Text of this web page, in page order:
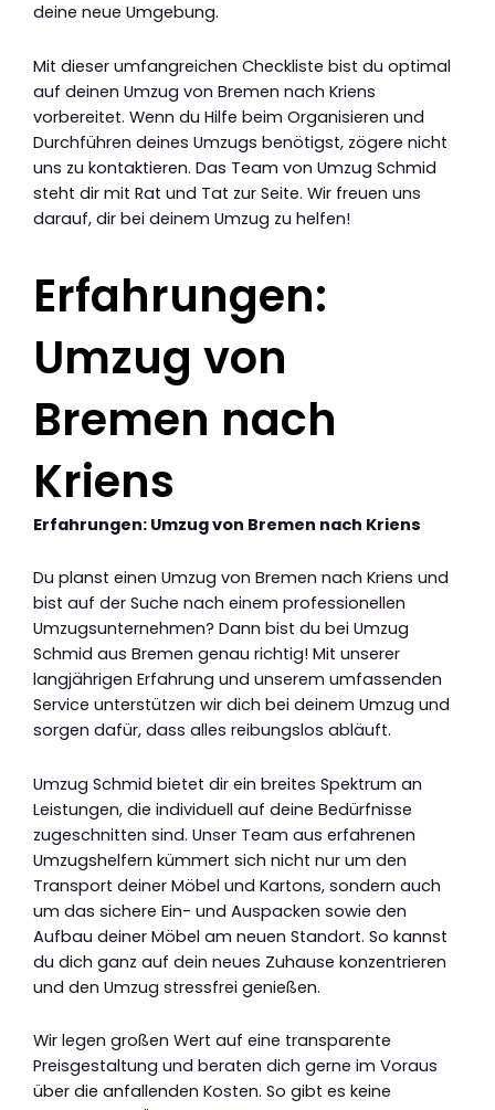
deine neue Umgebung.
Mit dieser umfangreichen Checkliste bist du optimal
auf deinen Umzug von Bremen nach Kriens
vorbereitet. Wenn du Hilfe beim Organisieren und
Durchführen deines Umzugs benötigst, zögere nicht
uns zu kontaktieren. Das Team von Umzug Schmid
steht dir mit Rat und Tat zur Seite. Wir freuen uns
darauf, dir bei deinem Umzug zu helfen!
Erfahrungen:
Umzug von
Bremen nach
Kriens
Erfahrungen: Umzug von Bremen nach Kriens
Du planst einen Umzug von Bremen nach Kriens und
bist auf der Suche nach einem professionellen
Umzugsunternehmen? Dann bist du bei Umzug
Schmid aus Bremen genau richtig! Mit unserer
langjährigen Erfahrung und unserem umfassenden
Service unterstützen wir dich bei deinem Umzug und
sorgen dafür, dass alles reibungslos abläuft.
Umzug Schmid bietet dir ein breites Spektrum an
Leistungen, die individuell auf deine Bedürfnisse
zugeschnitten sind. Unser Team aus erfahrenen
Umzugshelfern kümmert sich nicht nur um den
Transport deiner Möbel und Kartons, sondern auch
um das sichere Ein- und Auspacken sowie den
Aufbau deiner Möbel am neuen Standort. So kannst
du dich ganz auf dein neues Zuhause konzentrieren
und den Umzug stressfrei genießen.
Wir legen großen Wert auf eine transparente
Preisgestaltung und beraten dich gerne im Voraus
über die anfallenden Kosten. So gibt es keine